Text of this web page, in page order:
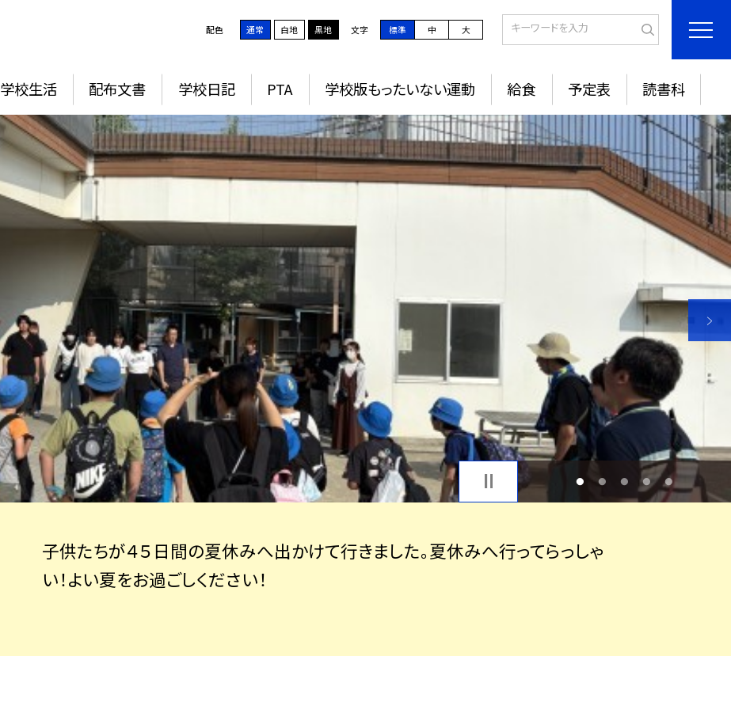
配色 通常 白地 黒地 文字 標準 中 大
学校生活 配布文書 学校日記 PTA 学校版もったいない運動 給食 予定表 読書科
1 2 3 4 5
子供たちが４５日間の夏休みへ出かけて行きました。夏休みへ行ってらっしゃ
い！よい夏をお過ごしください！